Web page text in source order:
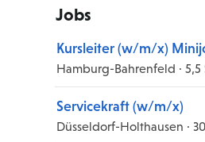
Jobs
Kursleiter (w/m/x)
Hamburg-Bahrenfeld ·
Servicekraft (w/m/x)
Düsseldorf-Holthausen ·